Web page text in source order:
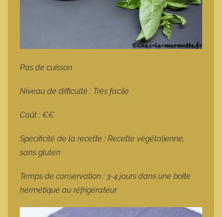
Pas de cuisson
Niveau de difficulté : Très facile
Coût : €€
Spécificité de la recette : Recette végétalienne,
sans gluten
Temps de conservation : 3-4 jours dans une boîte
hermétique au réfrigérateur